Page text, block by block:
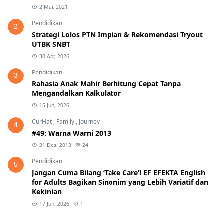
2 Mar, 2021
2 Pendidikan
Strategi Lolos PTN Impian & Rekomendasi Tryout
UTBK SNBT
30 Apr, 2026
3 Pendidikan
Rahasia Anak Mahir Berhitung Cepat Tanpa
Mengandalkan Kalkulator
15 Jun, 2026
4 CurHat , Family , Journey
#49: Warna Warni 2013
31 Des, 2013 24
5 Pendidikan
Jangan Cuma Bilang ‘Take Care’! EF EFEKTA English
for Adults Bagikan Sinonim yang Lebih Variatif dan
Kekinian
17 Jun, 2026 1